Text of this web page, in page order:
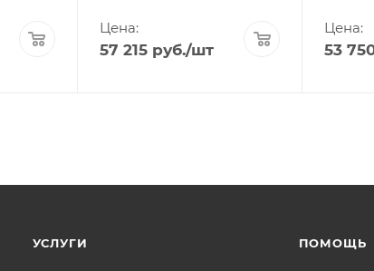
Цена:
57 215руб./шт
Цена:
53
УСЛУГИ ПОМОЩЬ